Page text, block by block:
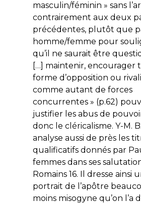
masculin/féminin » sans
contrairement aux deux
précédentes, plutôt que
homme/femme pour
qu’il ne saurait être
[…] maintenir, encourager
forme d’opposition ou
comme autant de forces
concurrentes » (p.62)
justifier les abus de
donc le cléricalisme. Y-M. B.
analyse aussi de près les
qualificatifs donnés par
femmes dans ses
Romains 16. Il dresse ainsi
portrait de l’apôtre
moins misogyne qu’on l’a